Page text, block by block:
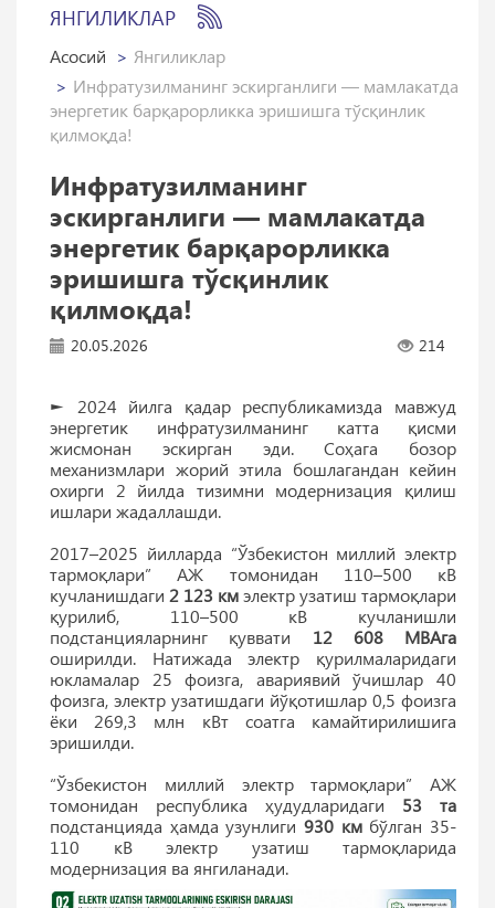
ЯНГИЛИКЛАР
Асосий
Янгиликлар
Инфратузилманинг эскирганлиги — мамлакатда
энергетик барқарорликка эришишга тўсқинлик
қилмоқда!
Инфратузилманинг
эскирганлиги — мамлакатда
энергетик барқарорликка
эришишга тўсқинлик
қилмоқда!
20.05.2026 214
► 2024 йилга қадар республикамизда мавжуд
энергетик инфратузилманинг катта қисми
жисмонан эскирган эди. Соҳага бозор
механизмлари жорий этила бошлагандан кейин
охирги 2 йилда тизимни модернизация қилиш
ишлари жадаллашди.
2017–2025 йилларда “Ўзбекистон миллий электр
тармоқлари” АЖ томонидан 110–500 кВ
кучланишдаги 2 123 кмэлектр узатиш тармоқлари
қурилиб, 110–500 кВ кучланишли
подстанцияларнинг қуввати 12 608
МВАга
оширилди. Натижада электр қурилмаларидаги
юкламалар 25 фоизга, авариявий ўчишлар 40
фоизга, электр узатишдаги йўқотишлар 0,5 фоизга
ёки 269,3 млн кВт соатга камайтирилишига
эришилди.
“Ўзбекистон миллий электр тармоқлари” АЖ
томонидан республика ҳудудларидаги 53 та
подстанцияда ҳамда узунлиги 930 кмбўлган 35-
110 кВ электр узатиш тармоқларида
модернизация ва янгиланади.